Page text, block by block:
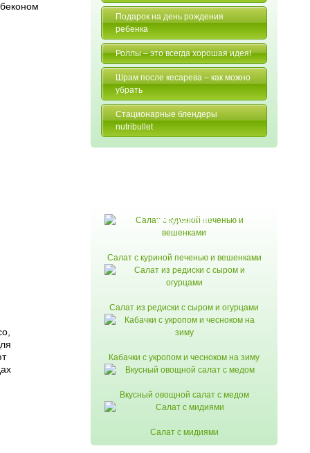
Подарок на день рождения
ребенка
Роллы – это всегда хорошая идея!
Шрам после кесарева – как можно
убрать
Стационарные блендеры
nutribullet
рецепты
Салат с куриной печенью и вешенками
Салат из редиски с сыром и огурцами
Кабачки с укропом и чесноком на зиму
Вкусный овощной салат с медом
Салат с мидиями